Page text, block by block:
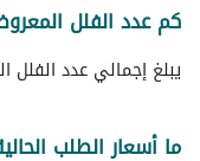
كم عدد الفلل
يبلغ إجمالي عدد الفلل
ما أسعار الطلب